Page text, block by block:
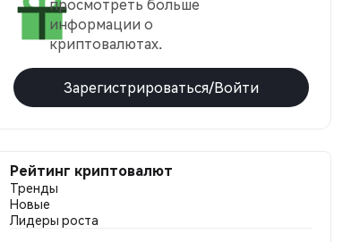
просмотреть больше
информации о
криптовалютах.
Зарегистрироваться/Войти
Рейтинг криптовалют
Тренды
Новые
Лидеры роста